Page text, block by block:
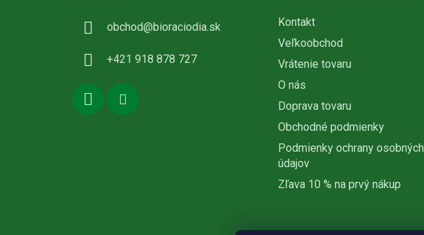
obchod@bioraciodia.sk
+421 918 878 727
Kontakt
Veľkoobchod
Vrátenie tovaru
O nás
Doprava tovaru
Obchodné podmienky
Podmienky ochrany osobných
údajov
Zľava 10 % na prvý nákup